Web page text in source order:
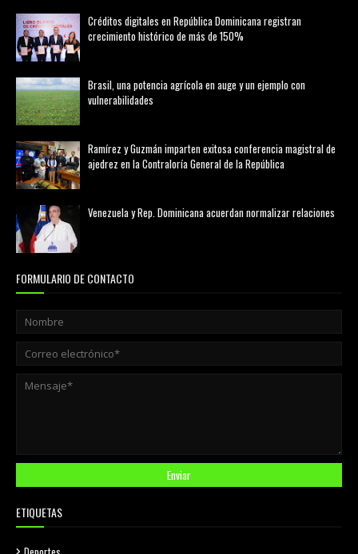
Créditos digitales en República Dominicana registran
crecimiento histórico de más de 150%
Brasil, una potencia agrícola en auge y un ejemplo con
vulnerabilidades
Ramírez y Guzmán imparten exitosa conferencia magistral de
ajedrez en la Contraloría General de la República
Venezuela y Rep. Dominicana acuerdan normalizar relaciones
FORMULARIO DE CONTACTO
ETIQUETAS